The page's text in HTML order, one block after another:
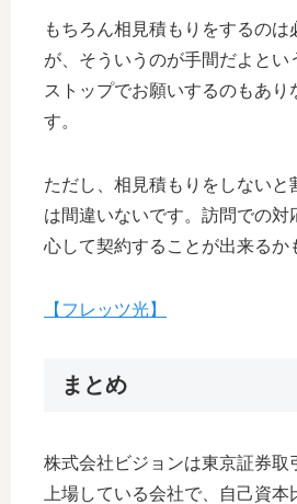
もちろん相見積もりをするのは
が、そういうのが手間だよとい
ストップでお願いするのもあり
す。
ただし、相見積もりをしないと
は間違いないです。訪問での対
心して契約することが出来るか
【フレッツ光】
まとめ
株式会社ビジョンは東京証券取
上場している会社で、自己資